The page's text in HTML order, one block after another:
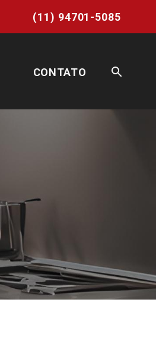
(11) 94701-5085
CONTATO